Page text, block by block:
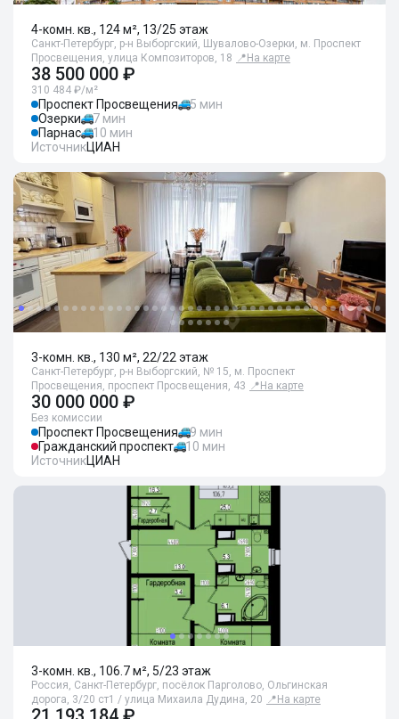
4-комн. кв., 124 м², 13/25 этаж
Санкт-Петербург, р-н Выборгский, Шувалово-Озерки, м. Проспект
Просвещения, улица Композиторов, 18 📍 На карте
38 500 000 ₽
310 484 ₽/м²
Проспект Просвещения
5 мин
Озерки
7 мин
Парнас
10 мин
ИсточникЦИАН
3-комн. кв., 130 м², 22/22 этаж
Санкт-Петербург, р-н Выборгский, № 15, м. Проспект
Просвещения, проспект Просвещения, 43 📍 На карте
30 000 000 ₽
Без комиссии
Проспект Просвещения
9 мин
Гражданский проспект
10 мин
ИсточникЦИАН
3-комн. кв., 106.7 м², 5/23 этаж
Россия, Санкт-Петербург, посёлок Парголово, Ольгинская
дорога, 3/20 ст1 / улица Михаила Дудина, 20 📍 На карте